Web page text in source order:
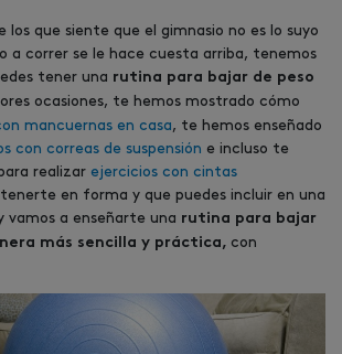
los que siente que el gimnasio no es lo suyo
a correr se le hace cuesta arriba, tenemos
tener una rutina para bajar de peso
ocasiones, te hemos mostrado cómo
mancuernas en casa, te hemos enseñado
con correas de suspensión e incluso te
realizar ejercicios con cintas
en forma y que puedes incluir en una
vamos a enseñarte una rutina para bajar
más sencilla y práctica, con